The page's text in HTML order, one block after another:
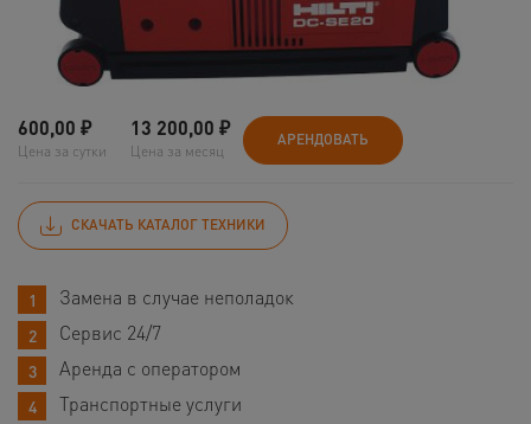
600,00 ₽
Цена за сутки
13 200,00 ₽
Цена за месяц
АРЕНДОВАТЬ
СКАЧАТЬ КАТАЛОГ ТЕХНИКИ
Замена в случае неполадок
Сервис 24/7
Аренда с оператором
Транспортные услуги